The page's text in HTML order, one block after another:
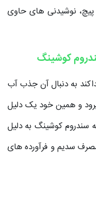
پیچ، نوشیدنی های حاوی
کوشینگ
به دنبال آن جذب آب
و همین خود یک دلیل
سندروم کوشینگ به دلیل
سدیم و فرآورده های